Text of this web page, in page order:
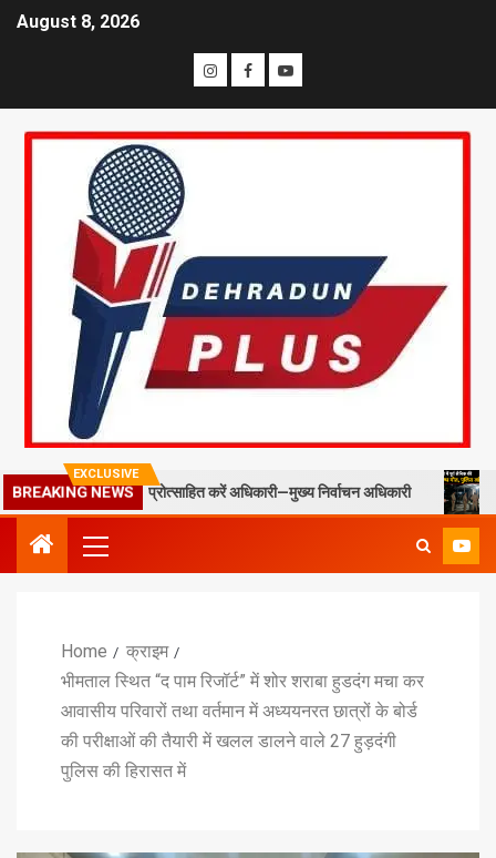
August 8, 2026
EXCLUSIVE
BREAKING NEWS
स्टाफ को प्रोत्साहित करें अधिकारी—मुख्य निर्वाचन अधिकारी मसूरी में
Home
क्राइम
भीमताल स्थित “द पाम रिजॉर्ट” में शोर शराबा हुडदंग मचा कर
आवासीय परिवारों तथा वर्तमान में अध्ययनरत छात्रों के बोर्ड
की परीक्षाओं की तैयारी में खलल डालने वाले 27 हुड़दंगी
पुलिस की हिरासत में